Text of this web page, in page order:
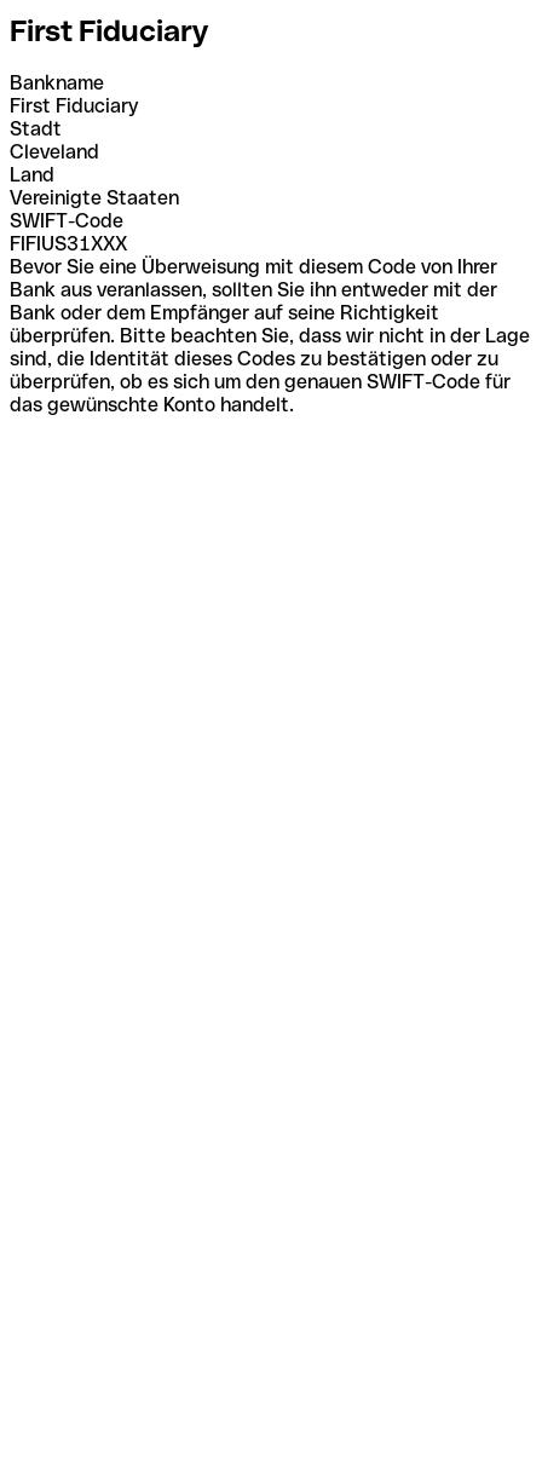
First Fiduciary
Bankname
First Fiduciary
Stadt
Cleveland
Land
Vereinigte Staaten
SWIFT-Code
FIFIUS31XXX
Bevor Sie eine Überweisung mit diesem Code von Ihrer
Bank aus veranlassen, sollten Sie ihn entweder mit der
Bank oder dem Empfänger auf seine Richtigkeit
überprüfen. Bitte beachten Sie, dass wir nicht in der Lage
sind, die Identität dieses Codes zu bestätigen oder zu
überprüfen, ob es sich um den genauen SWIFT-Code für
das gewünschte Konto handelt.